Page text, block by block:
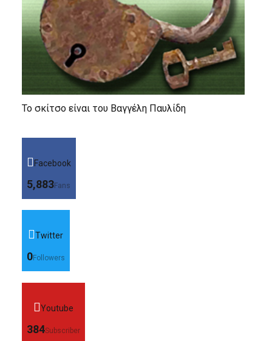
Το σκίτσο είναι του Βαγγέλη Παυλίδη
Facebook
5,883Fans
Twitter
0Followers
Youtube
384Subscriber